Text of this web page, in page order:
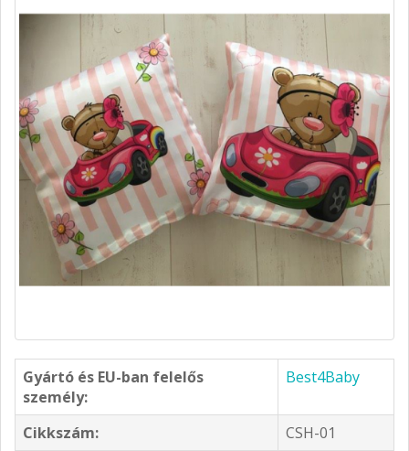
Gyártó és EU-ban felelős
személy:
Best4Baby
Cikkszám:
CSH-01